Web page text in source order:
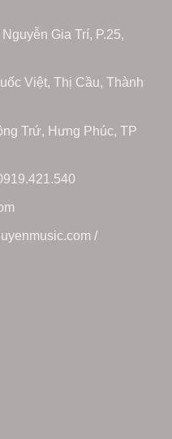
Gia Trí, P.25,
Việt, Thị Cầu, Thành
Trứ, Hưng Phúc, TP
/